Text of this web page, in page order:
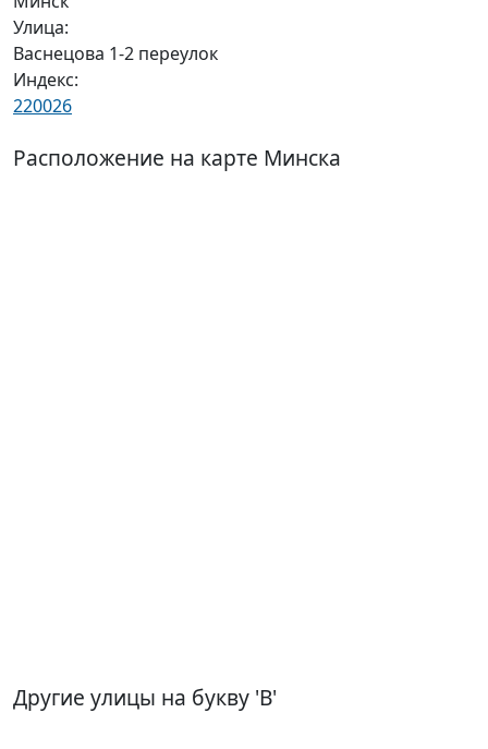
Улица:
Васнецова 1-2 переулок
Индекс:
220026
Расположение на карте Минска
Другие улицы на букву 'В'